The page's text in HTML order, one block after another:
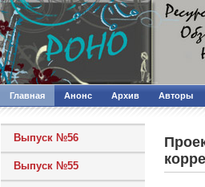
Главная Анонс Архив Авторы
Выпуск №56
Выпуск №55